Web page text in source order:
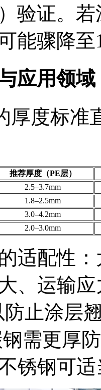
验证。
能骤降至
应用领
厚度标准
推荐厚度（PE层）‍
2.5–3.7mm
1.8–2.5mm
3.0–4.2mm
2.0–3.0mm
适配性
、运输
防止涂层
需更厚
锈钢可